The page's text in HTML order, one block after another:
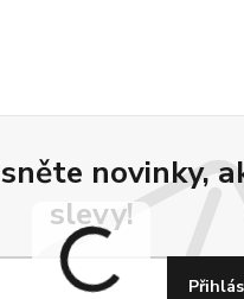
novinky,
slevy!